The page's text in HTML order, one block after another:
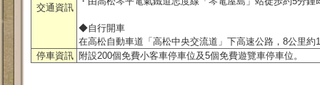
交通資訊
◆自行開車
在高松自動車道「高松中央交流道」下高速公路，8公里約
停車資訊 附設200個免費小客車停車位及5個免費遊覽車停車位。